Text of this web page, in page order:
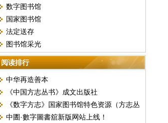
数字图书馆
国家图书馆
法定送存
图书馆采光
阅读排行
中华再造善本
《中国方志丛书》成文出版社
《数字方志》国家图书馆特色资源（方志丛
书）
中圕·數字圖書舘新版网站上线！